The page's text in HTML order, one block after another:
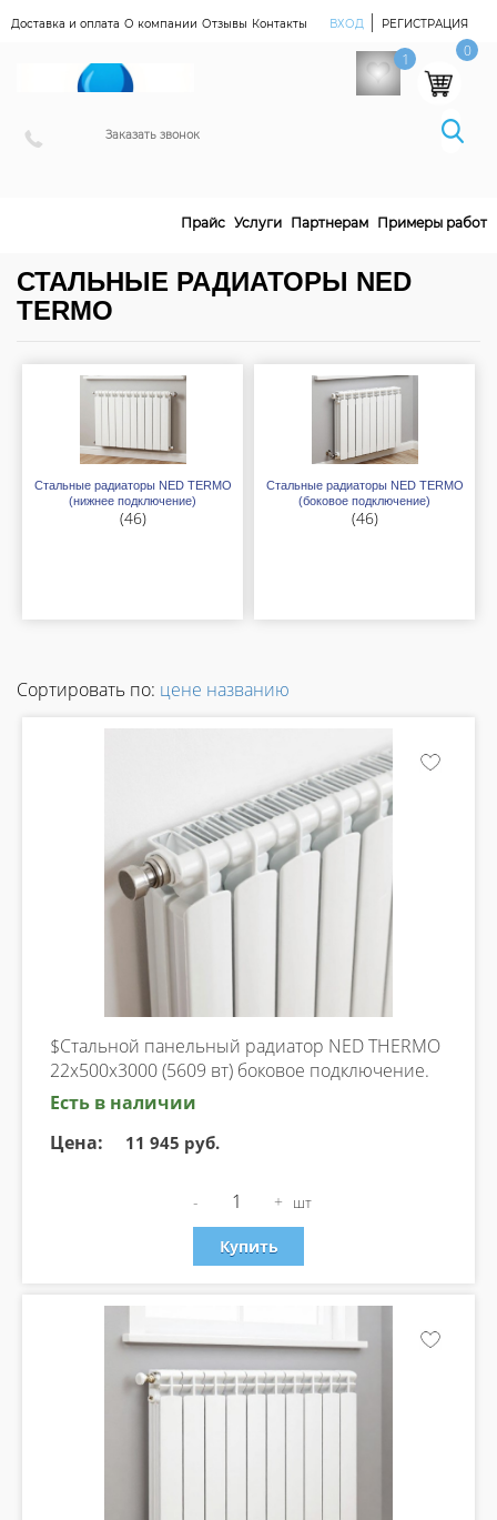
Доставка и оплата О компании Отзывы Контакты
ВХОД | РЕГИСТРАЦИЯ
Заказать звонок
1 0
Прайс Услуги Партнерам Примеры работ
СТАЛЬНЫЕ РАДИАТОРЫ NED
TERMO
Стальные радиаторы NED TERMO
(нижнее подключение)
(46)
Стальные радиаторы NED TERMO
(боковое подключение)
(46)
Сортировать по: цене названию
$Стальной панельный радиатор NED THERMO
22х500х3000 (5609 вт) боковое подключение.
Есть в наличии
Цена:
11 945 руб.
- + шт
Купить